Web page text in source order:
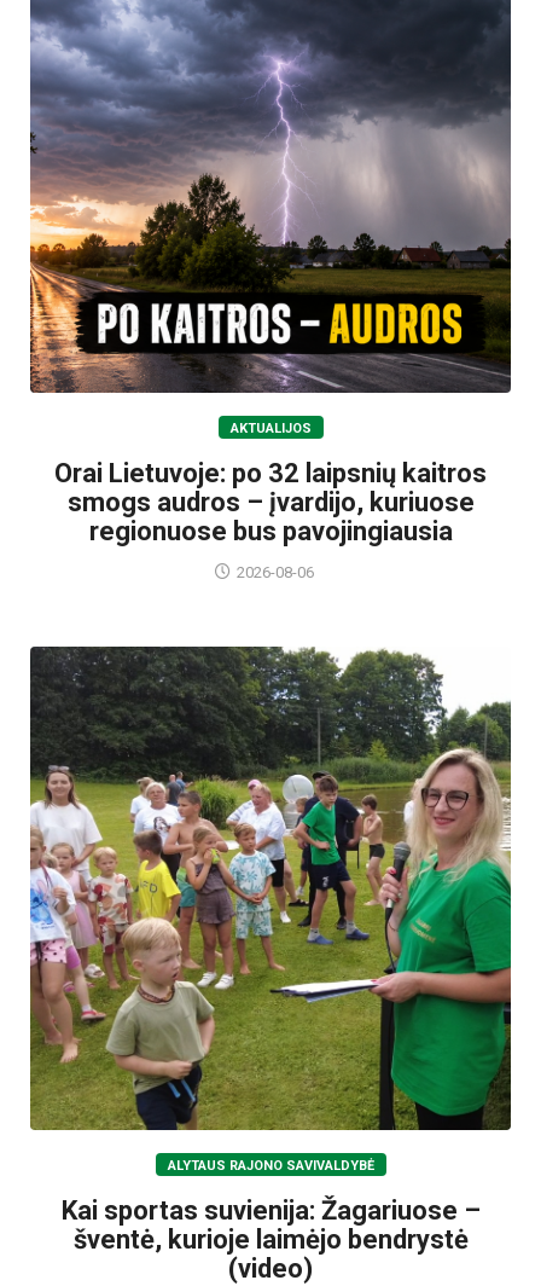
AKTUALIJOS
Orai Lietuvoje: po 32 laipsnių kaitros
smogs audros – įvardijo, kuriuose
regionuose bus pavojingiausia
2026-08-06
ALYTAUS RAJONO SAVIVALDYBĖ
Kai sportas suvienija: Žagariuose –
šventė, kurioje laimėjo bendrystė
(video)